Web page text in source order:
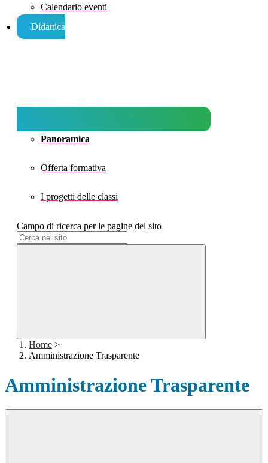
Calendario eventi
Didattica
Panoramica
Offerta formativa
I progetti delle classi
Campo di ricerca per le pagine del sito
Home >
Amministrazione Trasparente
Amministrazione Trasparente